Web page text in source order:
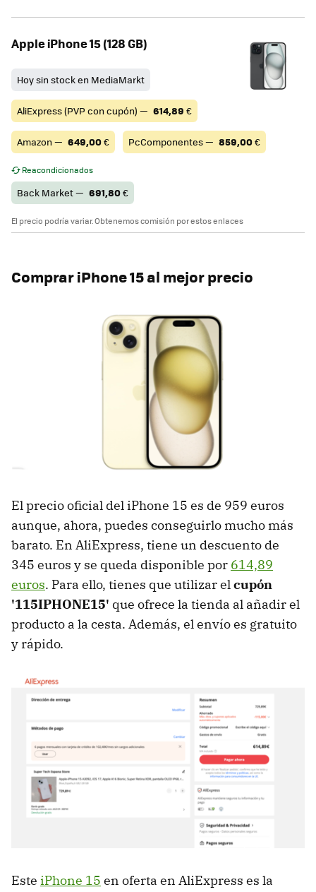
Apple iPhone 15 (128 GB)
Hoy sin stock en MediaMarkt
AliExpress (PVP con cupón) — 614,89 €
Amazon — 649,00€ PcComponentes — 859,00€
Reacondicionados
Back Market — 691,80€
El precio podría variar. Obtenemos comisión por estos enlaces
Comprar iPhone 15 al mejor precio
El precio oficial del iPhone 15 es de 959 euros
aunque, ahora, puedes conseguirlo mucho más
barato. En AliExpress, tiene un descuento de
345 euros y se queda disponible por 614,89
euros. Para ello, tienes que utilizar elcupón
'115IPHONE15' que ofrece la tienda al añadir el
producto a la cesta. Además, el envío es gratuito
y rápido.
Este iPhone 15 en oferta en AliExpress es la